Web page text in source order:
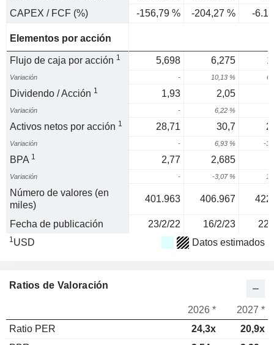
CAPEX / FCF (%)
-156,79 % -204,27 % -
Elementos por acción
Flujo de caja por acción 1 5,698 6,275
Variación - 10,13 %
Dividendo / Acción 1 1,93 2,05
Variación - 6,22 %
Activos netos por acción 1 28,71 30,7
Variación - 6,93 % -
BPA 1 2,77 2,685
Variación - -3,07 %
Número de valores (en
miles)
401.963 406.967
Fecha de publicación 23/2/22 16/2/23 22/
1USD Datos estimados
Ratios de Valoración
2026 *
2027 *
Ratio PER
24,3x
20,9x